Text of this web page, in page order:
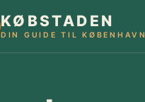
KØBSTADEN
DIN GUIDE TIL KØBENHAVN